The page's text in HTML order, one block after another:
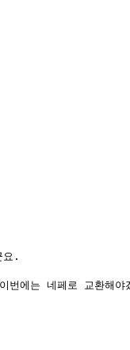
요.
번에는 네페로 교환해야